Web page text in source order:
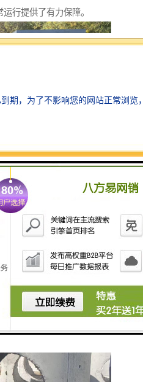
行提供了有力保障。
键
提升城市的整体形象，还
福感。因此，在检查井的设